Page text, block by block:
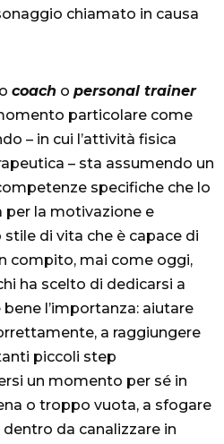
chiamato in causa
coach o personal trainer
particolare come
– in cui l’attività fisica
– sta assumendo un
specifiche che lo
per la motivazione e
stile di vita che è capace di
compito, mai come oggi,
ha scelto di dedicarsi a
l’importanza: aiutare
a raggiungere
piccoli step
un momento per sé in
o troppo vuota, a sfogare
da canalizzare in